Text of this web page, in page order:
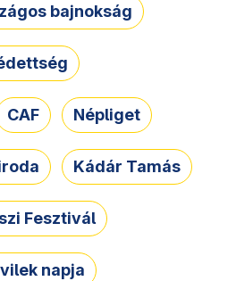
bajnokság
CAF Népliget
Kádár Tamás
Fesztivál
napja